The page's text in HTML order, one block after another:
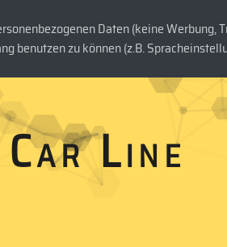
KONTAKT
Daten (keine Werbung,
benutzen zu können (z.B.
Car Line